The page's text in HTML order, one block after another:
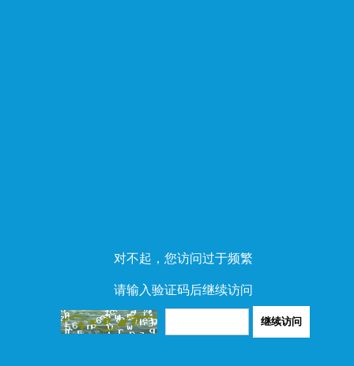
对不起，您访问过于频繁
请输入验证码后继续访问
继续访问